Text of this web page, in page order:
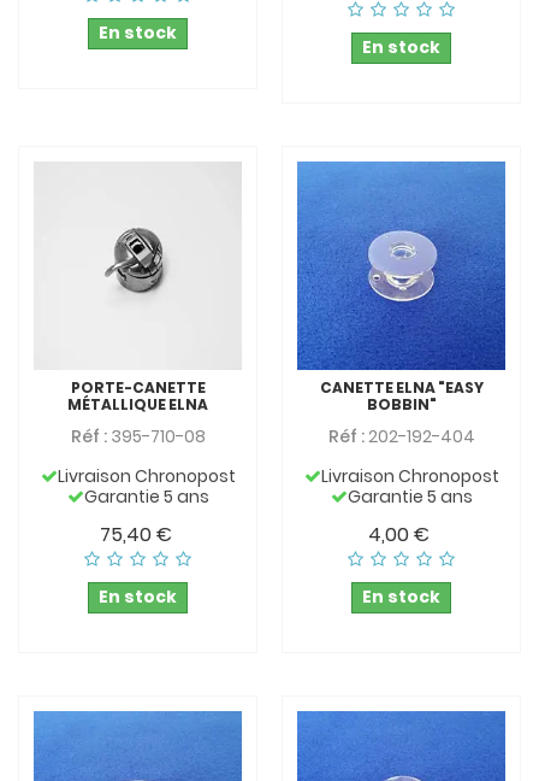
En stock
En stock
PORTE-CANETTE
MÉTALLIQUE ELNA
Réf :395-710-08
Livraison Chronopost
Garantie 5 ans
75,40 €
En stock
CANETTE ELNA "EASY
BOBBIN"
Réf :202-192-404
Livraison Chronopost
Garantie 5 ans
4,00 €
En stock